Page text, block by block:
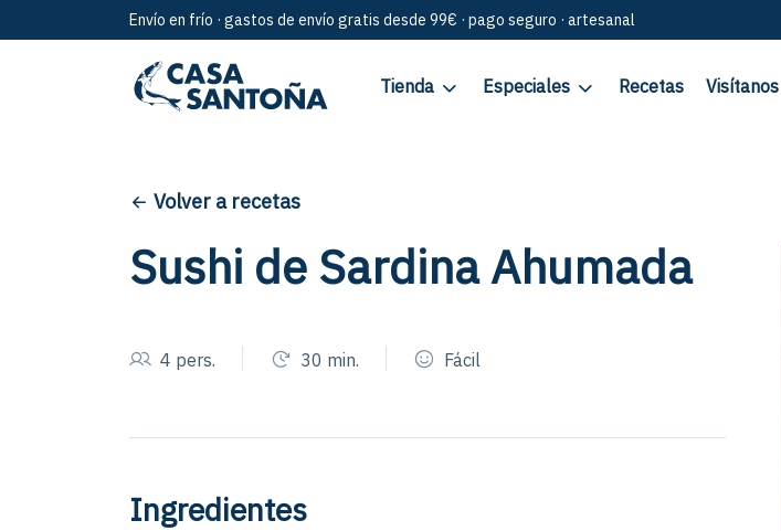
Envío en frío · gastos de envío gratis desde 99€ · pago seguro · artesanal
Tienda Especiales Recetas Visítanos
Volver a recetas
Sushi de Sardina Ahumada
4 pers. 30 min. Fácil
Ingredientes